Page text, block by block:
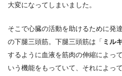
大変になってしまいました。
そこで心臓の活動を助けるために発
の下腿三頭筋。下腿三頭筋は「 ミル
するように血液を筋肉の伸縮によっ
いう機能をもっていて、それによっ